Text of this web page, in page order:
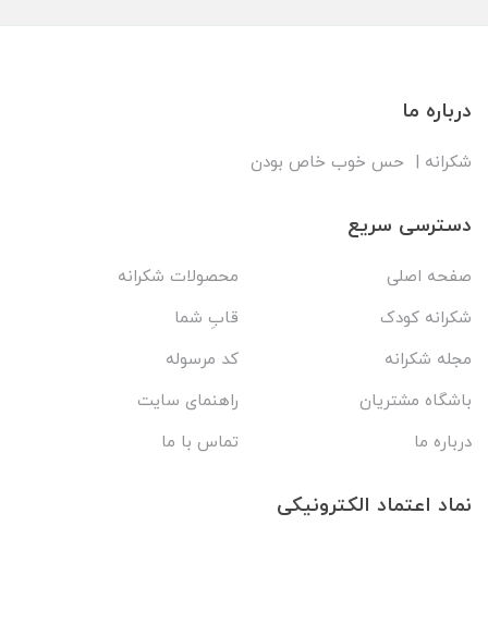
درباره ما
شکرانه | حس خوب خاص بودن
دسترسی سریع
صفحه اصلی
محصولات شکرانه
شکرانه کودک
قابِ شما
مجله شکرانه
کد مرسوله
باشگاه مشتریان
راهنمای سایت
درباره ما
تماس با ما
نماد اعتماد الکترونیکی